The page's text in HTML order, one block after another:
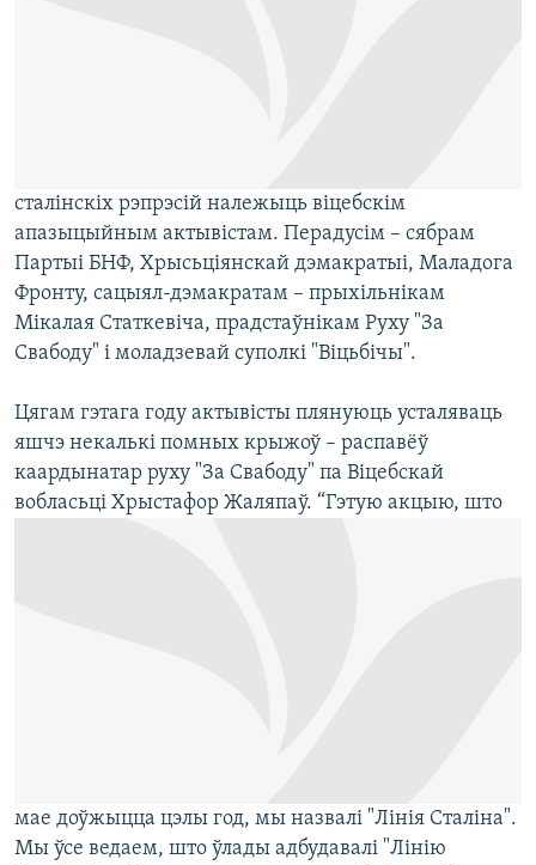
сталінскіх рэпрэсій належыць віцебскім
апазыцыйным актывістам. Перадусім – сябрам
Партыі БНФ, Хрысьціянскай дэмакратыі, Маладога
Фронту, сацыял-дэмакратам – прыхільнікам
Мікалая Статкевіча, прадстаўнікам Руху "За
Свабоду" і моладзевай суполкі "Віцьбічы".
Цягам гэтага году актывісты плянуюць усталяваць
яшчэ некалькі помных крыжоў – распавёў
каардынатар руху "За Свабоду" па Віцебскай
вобласьці Хрыстафор Жаляпаў. “Гэтую акцыю, што
мае доўжыцца цэлы год, мы назвалі "Лінія Сталіна".
Мы ўсе ведаем, што ўлады адбудавалі "Лінію